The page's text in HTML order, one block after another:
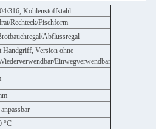
316, Kohlenstoffstahl
Rechteck/Fischform
Abflussregal
Handgriff, Version ohne
Einwegverwendbar
°C